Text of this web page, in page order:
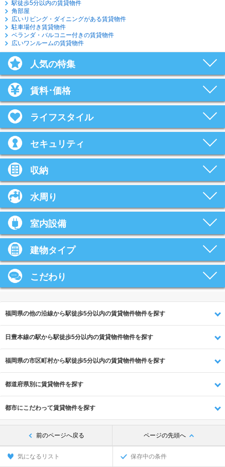
駅徒歩5分以内の賃貸物件
角部屋
広いリビング・ダイニングがある賃貸物件
駐車場付き賃貸物件
ベランダ・バルコニー付きの賃貸物件
広いワンルームの賃貸物件
人気の特集
賃料･価格
ライフスタイル
セキュリティ
収納
水周り
室内設備
建物タイプ
こだわり
福岡県の他の沿線から駅徒歩5分以内の賃貸物件物件を探す
日豊本線の駅から駅徒歩5分以内の賃貸物件物件を探す
福岡県の市区町村から駅徒歩5分以内の賃貸物件物件を探す
都道府県別に賃貸物件を探す
都市にこだわって賃貸物件を探す
前のページへ戻る ページの先頭へ
気になるリスト 保存中の条件